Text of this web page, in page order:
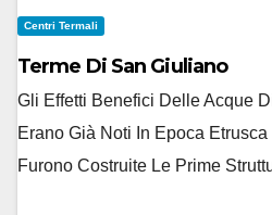
Centri Termali
Terme Di San Giuliano
Gli Effetti Benefici Delle Acque
Erano Già Noti In Epoca
Furono Costruite Le Prime